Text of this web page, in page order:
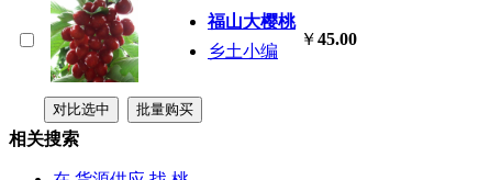
福山大樱桃
乡土小编
￥45.00
相关搜索